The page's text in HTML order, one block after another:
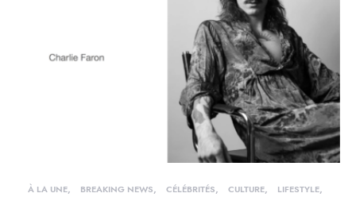
À LA UNE BREAKING NEWS CÉLÉBRITÉS CULTURE
LIFESTYLE